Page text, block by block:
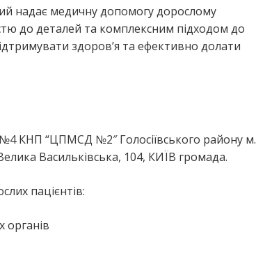
надає медичну допомогу дорослому
до деталей та комплексним підходом до
здоров’я та ефективно долати
КНП “ЦПМСД №2″ Голосіївського району м.
Васильківська, 104, КИЇВ громада.
пацієнтів:
органів